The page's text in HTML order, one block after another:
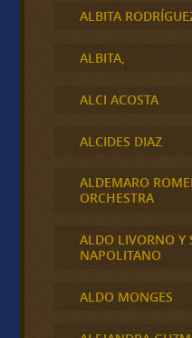
ALBITA
ALBITA,
ALCI ACOSTA
ALCIDES DIAZ
ALDEMARO
ORCHESTRA
ALDO LIVORNO Y
NAPOLITANO
ALDO MONGES